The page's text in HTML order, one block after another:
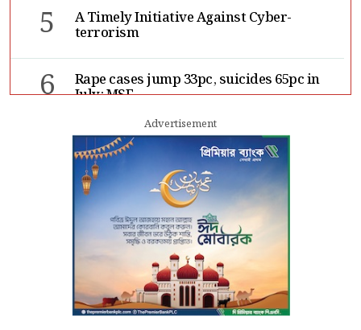
5 A Timely Initiative Against Cyber-
terrorism
6 Rape cases jump 33pc, suicides 65pc in
July: MSF
Sergio Gor, Dinesh Trivedi hold meeting
in Dhaka
Advertisement